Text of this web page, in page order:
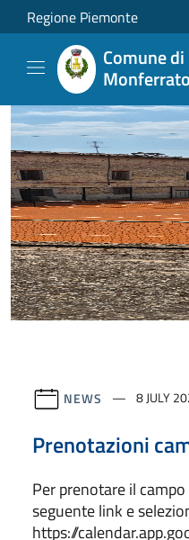
Salta al contenuto principale
Regione Piemonte
Comune
Monferrato
NEWS 8 JULY
Prenotazioni
Per prenotare il
seguente link e
https://